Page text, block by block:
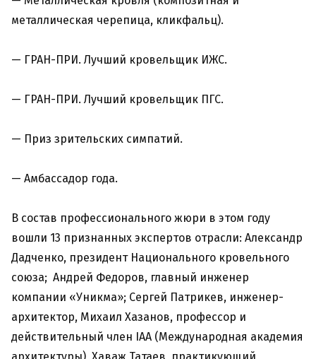
металлическая черепица, кликфальц).
— ГРАН-ПРИ. Лучший кровельщик ИЖС.
— ГРАН-ПРИ. Лучший кровельщик ПГС.
— Приз зрительских симпатий.
— Амбассадор года.
В состав профессионального жюри в этом году
вошли 13 признанных экспертов отрасли: Александр
Дадченко, президент Национального кровельного
союза; Андрей Федоров, главный инженер
компании «Уникма»; Сергей Патрикев, инженер-
архитектор, Михаил Хазанов, профессор и
действительный член IAA (Международная академия